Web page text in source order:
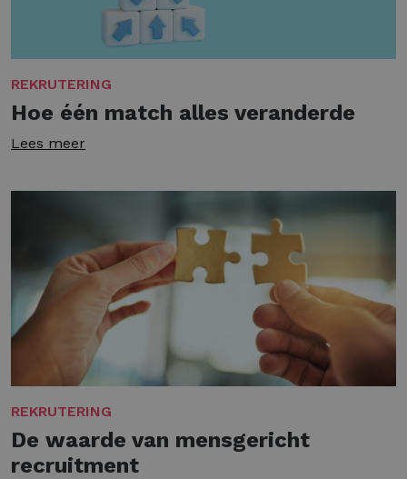
REKRUTERING
Hoe één match alles veranderde
Lees meer
REKRUTERING
De waarde van mensgericht
recruitment